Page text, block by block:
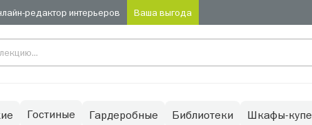
редактор интерьеров Ваша выгода
Гостиные Гардеробные Библиотеки Шкафы-купе